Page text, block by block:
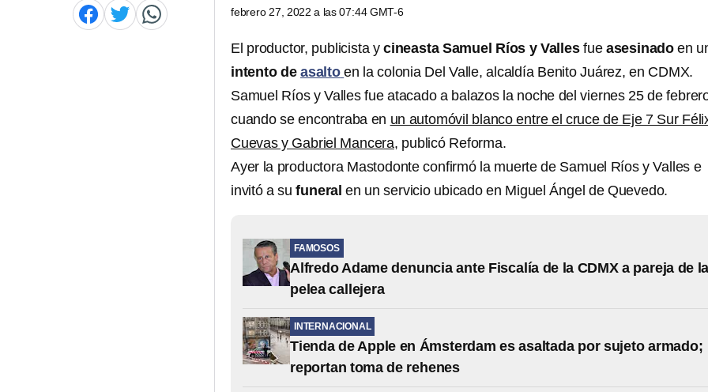
febrero 27, 2022 a las 07:44 GMT-6
El productor, publicista y cineasta Samuel Ríos y Vallesfue asesinado en
intento deasalto en la colonia Del Valle, alcaldía Benito Juárez, en CDMX.
Samuel Ríos y Valles fue atacado a balazos la noche del viernes 25 de
cuando se encontraba en un automóvil blanco entre el cruce de Eje 7 Sur
Cuevas y Gabriel Mancera, publicó Reforma.
Ayer la productora Mastodonte confirmó la muerte de Samuel Ríos y Valles e
invitó a sufuneral en un servicio ubicado en Miguel Ángel de Quevedo.
FAMOSOS
Alfredo Adame denuncia ante Fiscalía de la CDMX a pareja de
pelea callejera
INTERNACIONAL
Tienda de Apple en Ámsterdam es asaltada por sujeto armado;
reportan toma de rehenes